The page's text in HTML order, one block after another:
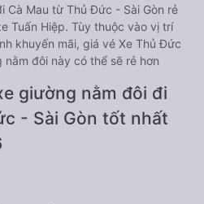
Cà Mau từ Thủ Đức - Sài Gòn rẻ
Tuấn Hiệp. Tùy thuộc vào vị trí
khuyến mãi, giá vé Xe Thủ Đức
nằm đôi này có thể sẽ rẻ hơn
giường nằm đôi đi
- Sài Gòn tốt nhất